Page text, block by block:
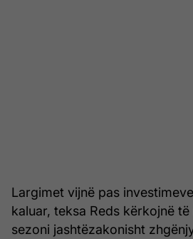
Largimet vijnë pas
kaluar, teksa Reds kërkojnë
sezoni jashtëzakonisht